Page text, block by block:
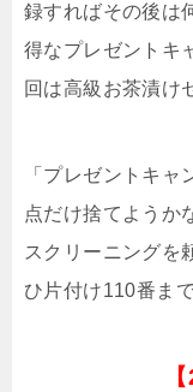
録すればその後は
得なプレゼントキ
回は高級お茶漬
「プレゼントキ
点だけ捨てようか
スクリーニングを
ひ片付け110番ま
【